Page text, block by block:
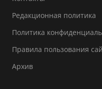
Редакционная политика
Политика
Правила пользования
Архив